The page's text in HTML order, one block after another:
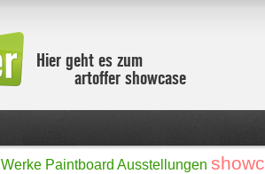
Hier geht es zum
artoffer showcase
Werke Paintboard Ausstellungen